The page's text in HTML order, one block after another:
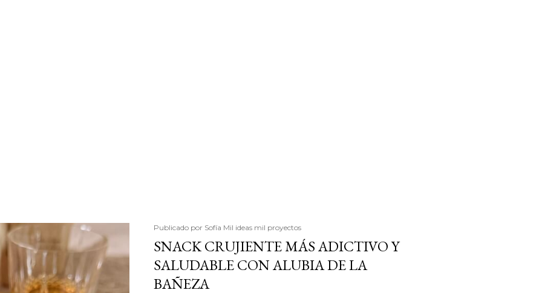
Publicado por Sofía Mil ideas mil proyectos
SNACK CRUJIENTE MÁS ADICTIVO Y
SALUDABLE CON ALUBIA DE LA
BAÑEZA